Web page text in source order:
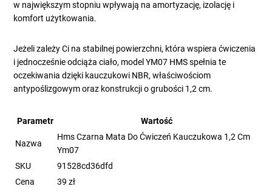
w największym stopniu wpływają na amortyzację, izolację i
komfort użytkowania.
Jeżeli zależy Ci na stabilnej powierzchni, która wspiera ćwiczenia
i jednocześnie odciąża ciało, model YM07 HMS spełnia te
oczekiwania dzięki kauczukowi NBR, właściwościom
antypoślizgowym oraz konstrukcji o grubości 1,2 cm.
Parametr Wartość
Nazwa
Hms Czarna Mata Do Ćwiczeń Kauczukowa 1,2 Cm
Ym07
SKU
91528cd36dfd
Cena
39 zł